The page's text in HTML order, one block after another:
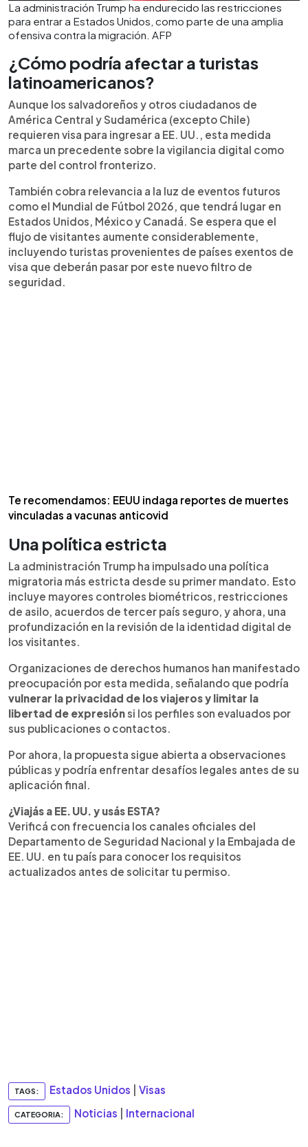
La administración Trump ha endurecido las restricciones
para entrar a Estados Unidos, como parte de una amplia
ofensiva contra la migración. AFP
¿Cómo podría afectar a turistas
latinoamericanos?
Aunque los salvadoreños y otros ciudadanos de
América Central y Sudamérica (excepto Chile)
requieren visa para ingresar a EE. UU., esta medida
marca un precedente sobre la vigilancia digital como
parte del control fronterizo.
También cobra relevancia a la luz de eventos futuros
como el Mundial de Fútbol 2026, que tendrá lugar en
Estados Unidos, México y Canadá. Se espera que el
flujo de visitantes aumente considerablemente,
incluyendo turistas provenientes de países exentos de
visa que deberán pasar por este nuevo filtro de
seguridad.
Te recomendamos: EEUU indaga reportes de muertes
vinculadas a vacunas anticovid
Una política estricta
La administración Trump ha impulsado una política
migratoria más estricta desde su primer mandato. Esto
incluye mayores controles biométricos, restricciones
de asilo, acuerdos de tercer país seguro, y ahora, una
profundización en la revisión de la identidad digital de
los visitantes.
Organizaciones de derechos humanos han manifestado
preocupación por esta medida, señalando que podría
vulnerar la privacidad de los viajeros y limitar la
libertad de expresiónsi los perfiles son evaluados por
sus publicaciones o contactos.
Por ahora, la propuesta sigue abierta a observaciones
públicas y podría enfrentar desafíos legales antes de su
aplicación final.
¿Viajás a EE. UU. y usás ESTA?
Verificá con frecuencia los canales oficiales del
Departamento de Seguridad Nacional y la Embajada de
EE. UU. en tu país para conocer los requisitos
actualizados antes de solicitar tu permiso.
TAGS: Estados Unidos Visas
CATEGORIA: Noticias Internacional